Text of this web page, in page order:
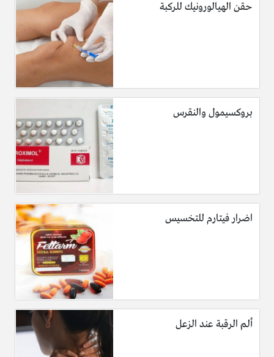
حقن الهيالورونيك للركبة
بروكسيمول والنقرس
اضرار فيتارم للتخسيس
ألم الرقبة عند الزعل